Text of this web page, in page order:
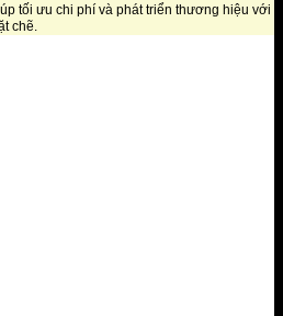
tối ưu chi phí và phát triển thương hiệu với
chẽ.